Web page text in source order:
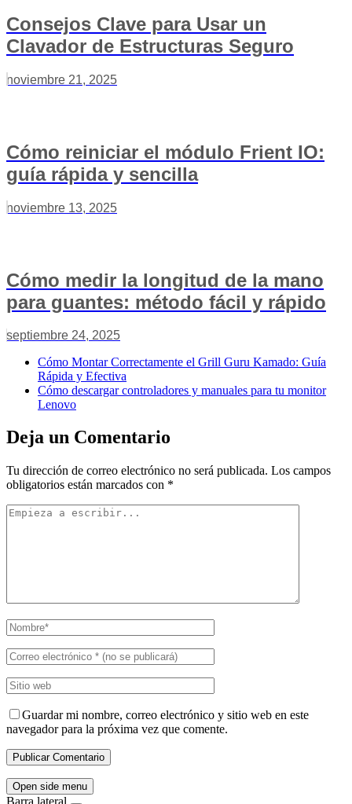
Consejos Clave para Usar un
Clavador de Estructuras Seguro
noviembre 21, 2025
Cómo reiniciar el módulo Frient IO:
guía rápida y sencilla
noviembre 13, 2025
Cómo medir la longitud de la mano
para guantes: método fácil y rápido
septiembre 24, 2025
Cómo Montar Correctamente el Grill Guru Kamado: Guía
Rápida y Efectiva
Cómo descargar controladores y manuales para tu monitor
Lenovo
Deja un Comentario
Tu dirección de correo electrónico no será publicada. Los campos
obligatorios están marcados con *
Guardar mi nombre, correo electrónico y sitio web en este
navegador para la próxima vez que comente.
Open side menu